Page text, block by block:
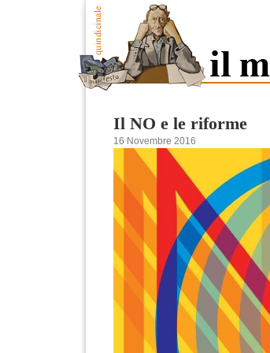
Il NO e le riforme
16 Novembre 2016